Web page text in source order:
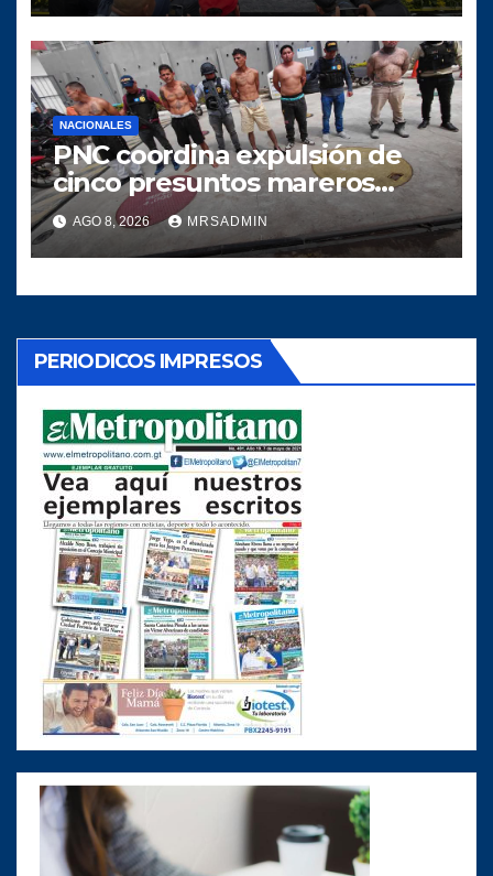
Verapaz
NACIONALES
PNC coordina expulsión de
cinco presuntos mareros
salvadoreños
AGO 8, 2026 MRSADMIN
PERIODICOS IMPRESOS